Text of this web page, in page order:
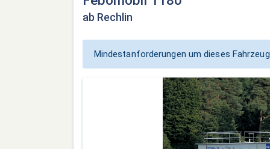
ab Rechlin
Mindestanforderungen um dieses